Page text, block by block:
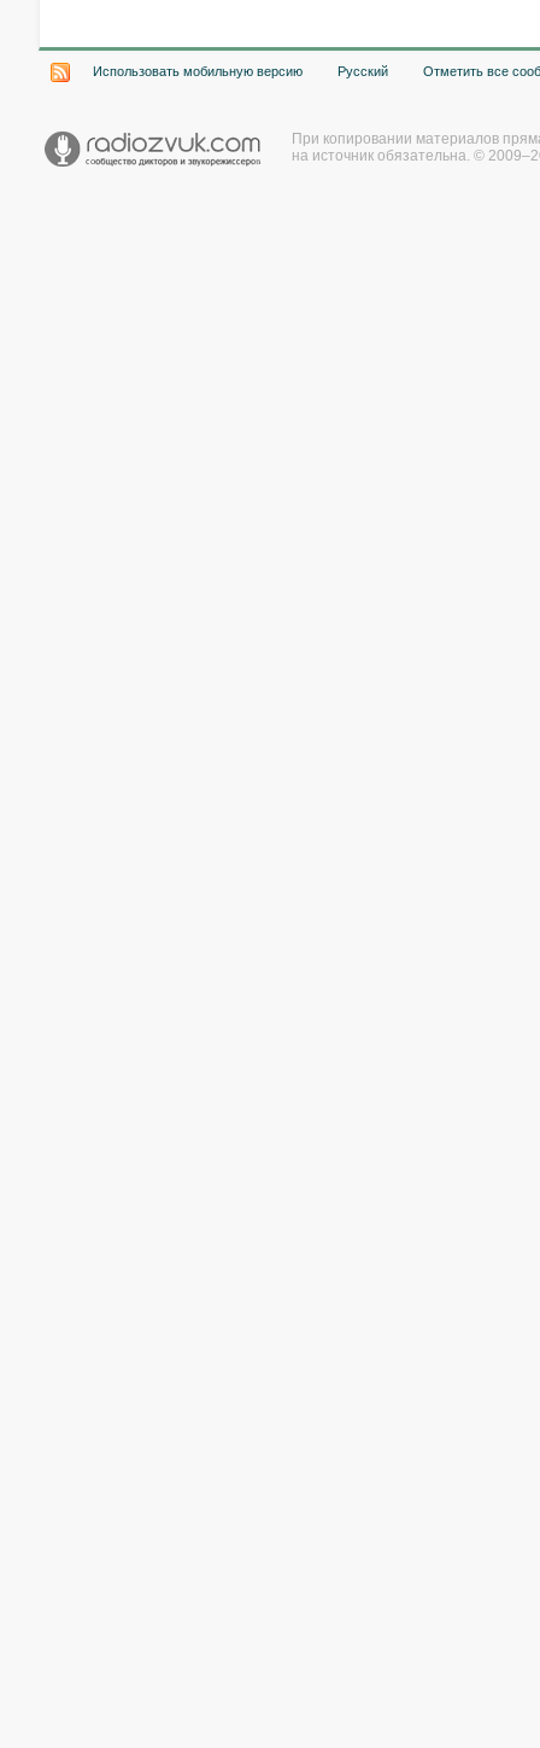
Использовать мобильную версию Русский Отметить все
При копировании материалов
на источник обязательна. ©